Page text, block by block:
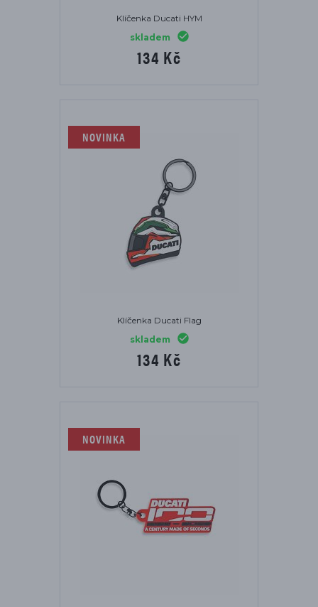
Klíčenka Ducati HYM
skladem
134 Kč
NOVINKA
Klíčenka Ducati Flag
skladem
134 Kč
NOVINKA